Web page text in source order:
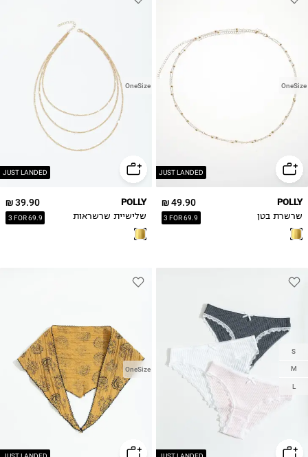
JUST LANDED
OneSize
49.90 ₪
3 FOR 69.9
POLLY
שרשרת בטן
JUST LANDED
OneSize
39.90 ₪
3 FOR 69.9
POLLY
שלישיית שרשראות
S
M
L
OneSize